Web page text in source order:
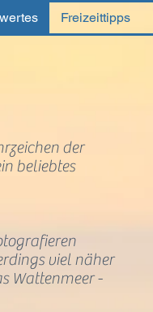
Freizeittipps
der
beliebtes
viel näher
Wattenmeer -